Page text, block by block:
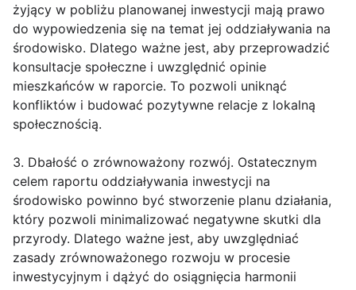
żyjący w pobliżu planowanej inwestycji mają prawo
do wypowiedzenia się na temat jej oddziaływania na
środowisko. Dlatego ważne jest, aby przeprowadzić
konsultacje społeczne i uwzględnić opinie
mieszkańców w raporcie. To pozwoli uniknąć
konfliktów i budować pozytywne relacje z lokalną
społecznością.
3. Dbałość o zrównoważony rozwój. Ostatecznym
celem raportu oddziaływania inwestycji na
środowisko powinno być stworzenie planu działania,
który pozwoli minimalizować negatywne skutki dla
przyrody. Dlatego ważne jest, aby uwzględniać
zasady zrównoważonego rozwoju w procesie
inwestycyjnym i dążyć do osiągnięcia harmonii